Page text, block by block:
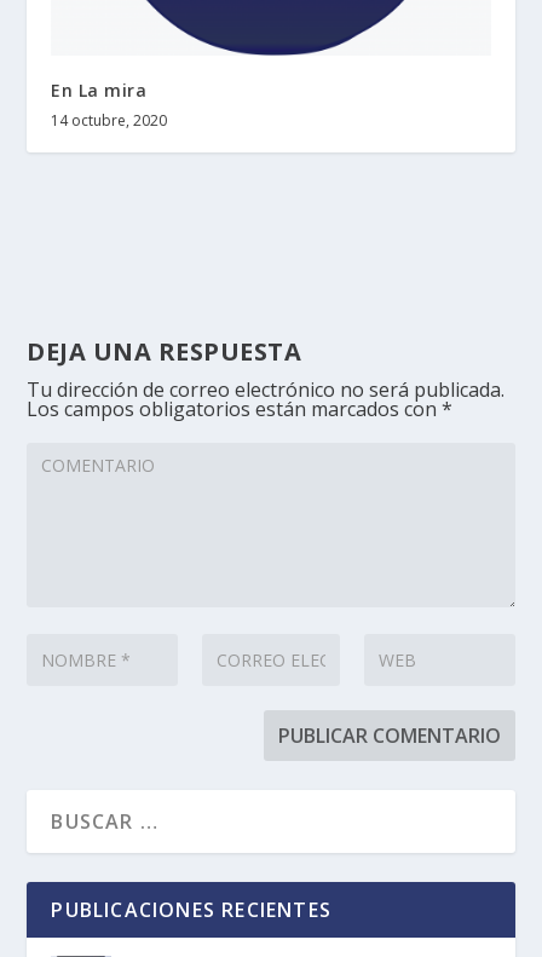
En La mira
14 octubre, 2020
DEJA UNA RESPUESTA
Tu dirección de correo electrónico no será publicada.
Los campos obligatorios están marcados con*
PUBLICACIONES RECIENTES